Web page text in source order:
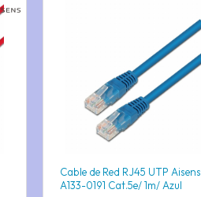
Cable de Red RJ45 UTP Aisens
A133-0191 Cat.5e/ 1m/ Azul